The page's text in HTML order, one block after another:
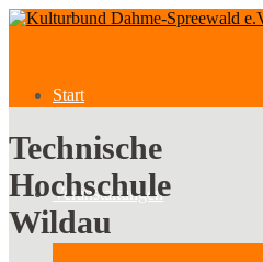
Start
Veranstaltungen
Technische
Hochschule
Wildau